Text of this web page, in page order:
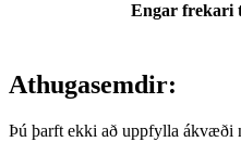
Engar frekari
Athugasemdir:
Þú þarft ekki að uppfylla ákvæði